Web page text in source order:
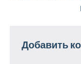
Добавить